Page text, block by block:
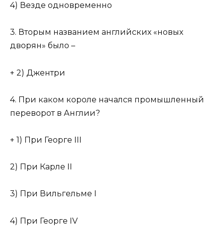
4) Везде одновременно
3. Вторым названием английских «новых
дворян» было –
+ 2) Джентри
4. При каком короле начался промышленный
переворот в Англии?
+ 1) При Георге III
2) При Карле II
3) При Вильгельме I
4) При Георге IV